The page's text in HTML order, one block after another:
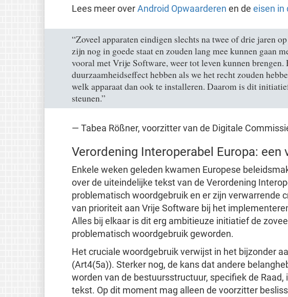
Lees meer over Android Opwaarderen en de eisen in
“Zoveel apparaten eindigen slechts na twee of drie jaren
zijn nog in goede staat en zouden lang mee kunnen gaan
vooral met Vrije Software, weer tot leven kunnen brengen.
duurzaamheidseffect hebben als we het recht zouden
welk apparaat dan ook te installeren. Daarom is dit
steunen.”
— Tabea Rößner, voorzitter van de Digitale
Verordening Interoperabel Europa:
Enkele weken geleden kwamen Europese
over de uiteindelijke tekst van de Verordening
problematisch woordgebruik en er zijn verwarrende
van prioriteit aan Vrije Software bij het
Alles bij elkaar is dit erg ambitieuze initiatief de
problematisch woordgebruik geworden.
Het cruciale woordgebruik verwijst in het bijzonder
(Art4(5a)). Sterker nog, de kans dat andere
worden van de bestuursstructuur, specifiek de
tekst. Op dit moment mag alleen de voorzitter